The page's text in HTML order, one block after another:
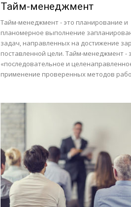
Тайм-менеджмент
Тайм-менеджмент - это планирование и
планомерное выполнение
задач, направленных на достижение
поставленной цели. Тайм-менеджмент -
«последовательное и
применение проверенных методов